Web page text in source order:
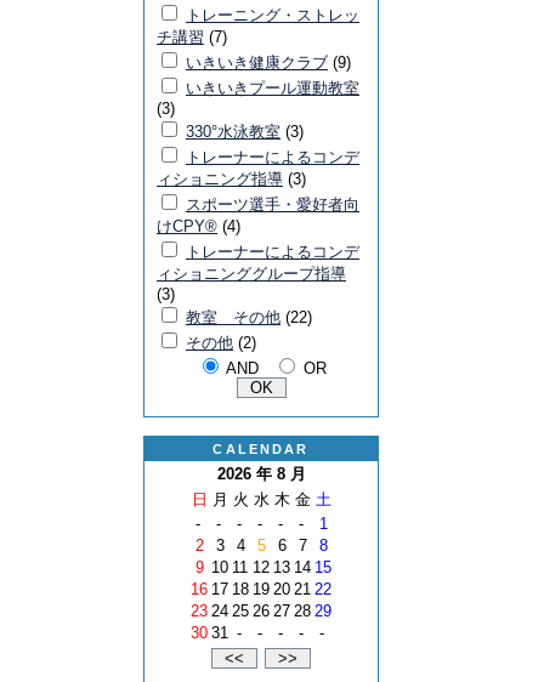
トレーニング・ストレッ
チ講習 (7)
いきいき健康クラブ (9)
いきいきプール運動教室
(3)
330°水泳教室 (3)
トレーナーによるコンデ
ィショニング指導 (3)
スポーツ選手・愛好者向
けCPY® (4)
トレーナーによるコンデ
ィショニンググループ指導
(3)
教室 その他 (22)
その他 (2)
AND
OR
CALENDAR
2026 年 8 月
日 月 火 水 木 金 土
-
- - - - -
1
2
3 4 5 6 7
8
9 10 11 12 13 14 15
16 17 18 19 20 21 22
23 24 25 26 27 28 29
30 31 - - - - -